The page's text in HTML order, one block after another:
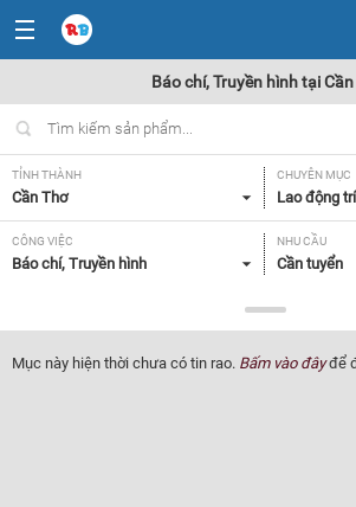
Báo chí, Truyền hình tại
TỈNH THÀNH
Cần Thơ
CHUYÊN MỤC
Lao động
CÔNG VIỆC
Báo chí, Truyền hình
NHU CẦU
Cần tuyển
Tất cả
Mục này hiện thời chưa có tin rao. Bấm vào đâyđể